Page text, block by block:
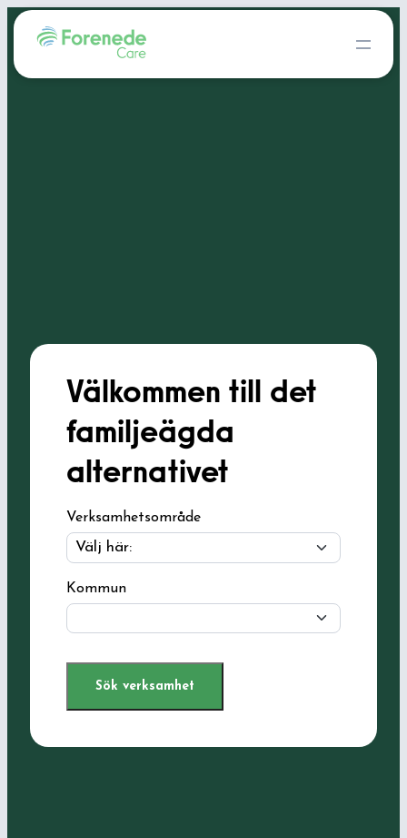
Välkommen till det
familjeägda
alternativet
Verksamhetsområde
Kommun
Sök verksamhet